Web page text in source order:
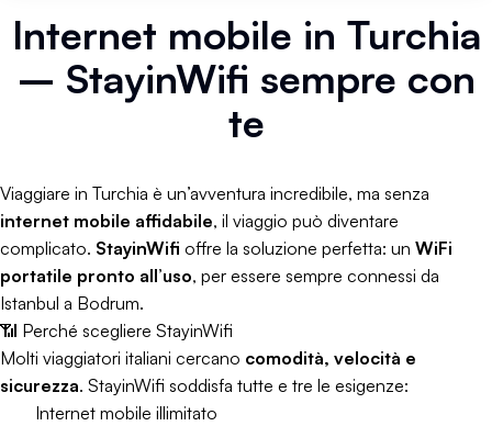
Internet mobile in Turchia
– StayinWifi sempre con
te
Viaggiare in Turchia è un’avventura incredibile, ma senza
internet mobile affidabile, il viaggio può diventare
complicato. StayinWifi offre la soluzione perfetta: un WiFi
portatile pronto all’uso, per essere sempre connessi da
Istanbul a Bodrum.
📶 Perché scegliere StayinWifi
Molti viaggiatori italiani cercano comodità, velocità e
sicurezza. StayinWifi soddisfa tutte e tre le esigenze:
Internet mobile illimitato